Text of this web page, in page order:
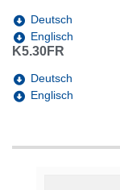
Deutsch
Englisch
K5.30FR
Deutsch
Englisch